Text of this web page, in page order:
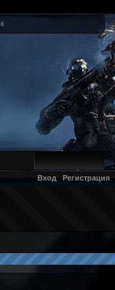
Вход Регистрация